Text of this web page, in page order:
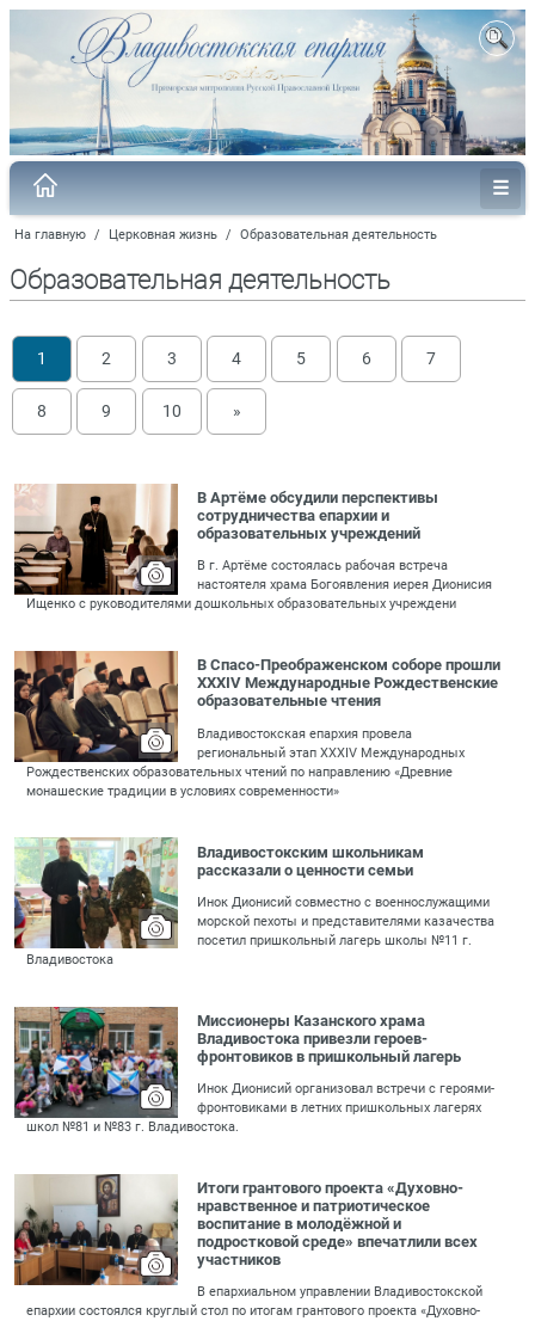
На главную / Церковная жизнь / Образовательная деятельность
Образовательная деятельность
1 2 3 4 5 6 7
8 9 10 »
В Артёме обсудили перспективы
сотрудничества епархии и
образовательных учреждений
В г. Артёме состоялась рабочая встреча
настоятеля храма Богоявления иерея Дионисия
Ищенко с руководителями дошкольных образовательных учреждени
В Спасо-Преображенском соборе прошли
XXXIV Международные Рождественские
образовательные чтения
Владивостокская епархия провела
региональный этап XXXIV Международных
Рождественских образовательных чтений по направлению «Древние
монашеские традиции в условиях современности»
Владивостокским школьникам
рассказали о ценности семьи
Инок Дионисий совместно с военнослужащими
морской пехоты и представителями казачества
посетил пришкольный лагерь школы №11 г.
Владивостока
Миссионеры Казанского храма
Владивостока привезли героев-
фронтовиков в пришкольный лагерь
Инок Дионисий организовал встречи с героями-
фронтовиками в летних пришкольных лагерях
школ №81 и №83 г. Владивостока.
Итоги грантового проекта «Духовно-
нравственное и патриотическое
воспитание в молодёжной и
подростковой среде» впечатлили всех
участников
В епархиальном управлении Владивостокской
епархии состоялся круглый стол по итогам грантового проекта «Духовно-